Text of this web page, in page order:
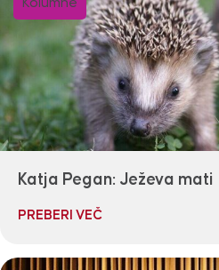
Kolumne
Katja Pegan: Ježeva mati
PREBERI VEČ